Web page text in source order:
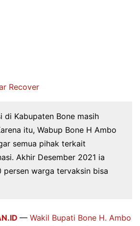
Recover
di Kabupaten Bone masih
itu, Wabup Bone H Ambo
semua pihak terkait
Akhir Desember 2021 ia
persen warga tervaksin bisa
— Wakil Bupati Bone H. Ambo